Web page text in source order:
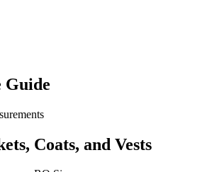
Guide
Coats, and Vests